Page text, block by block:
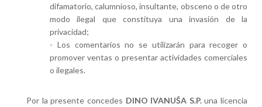
difamatorio, calumnioso, insultante, obsceno o de otro
modo ilegal que constituya una invasión de la
privacidad;
- Los comentarios no se utilizarán para recoger o
promover ventas o presentar actividades comerciales
o ilegales.
Por la presente concedes DINO IVANUŠA S.P.una licencia